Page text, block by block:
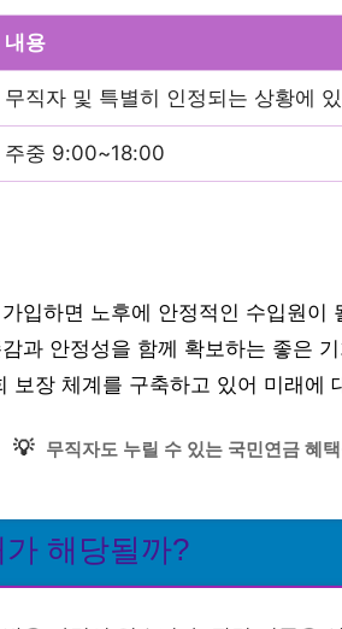
내용
무직자 및 특별히 인정되는 상황에
주중 9:00~18:00
입하면 노후에 안정적인 수입원이
과 안정성을 함께 확보하는 좋은
보장 체계를 구축하고 있어 미래에
💡 무직자도 누릴 수 있는 국민연금 혜
해당될까?